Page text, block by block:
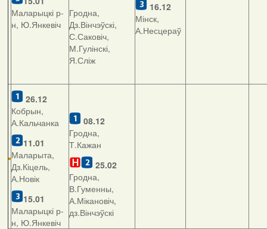
Маларыцкі р-
н, Ю.Янкевіч
Гродна,
Дз.Вінчэўскі,
С.Саковіч,
М.Гулінскі,
Я.Сліж
16.12
Мінск,
А.Несцераў
26.12
Кобрын,
А.Кальчанка
11.01
Маларыта,
Дз.Кіцель,
А.Новік
15.01
Маларыцкі р-
н, Ю.Янкевіч
08.12
Гродна,
Т.Кажан
25.02
Гродна,
В.Гуменны,
А.Мікановіч,
дз.Вінчэўскі